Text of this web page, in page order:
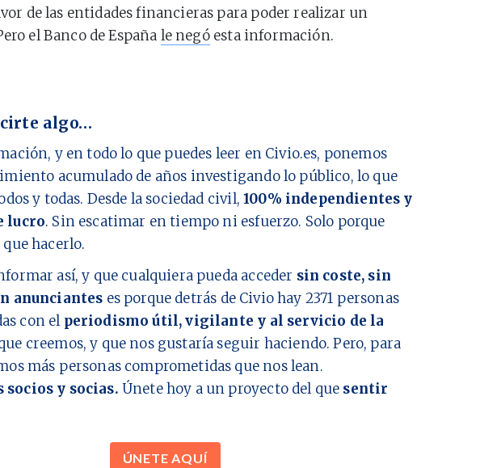
de las entidades financieras para poder realizar un
el Banco de España le negóesta información.
algo…
y en todo lo que puedes leer en Civio.es, ponemos
acumulado de años investigando lo público, lo que
y todas. Desde la sociedad civil,100% independientes y
lucro. Sin escatimar en tiempo ni esfuerzo. Solo porque
hacerlo.
así, y que cualquiera pueda acceder sin coste, sin
anunciantes es porque detrás de Civio hay 2371 personas
con el periodismo útil, vigilante y al servicio de la
creemos, y que nos gustaría seguir haciendo. Pero, para
más personas comprometidas que nos lean.
socios y socias. Únete hoy a un proyecto del que sentir
ÚNETE AQUÍ